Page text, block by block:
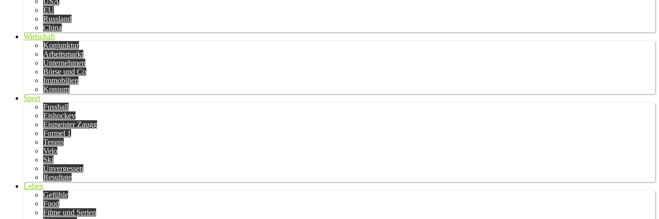
EU
Russland
China
Wirtschaft
Konjunktur
Arbeitsmarkt
Unternehmen
Börse und Co
Immobilien
Konsum
Sport
Fussball
Eishockey
Eismeister Zaugg
Formel 1
Tennis
Velo
Ski
Unvergessen
Resultate
Leben
Gefühle
Food
Filme und Serien